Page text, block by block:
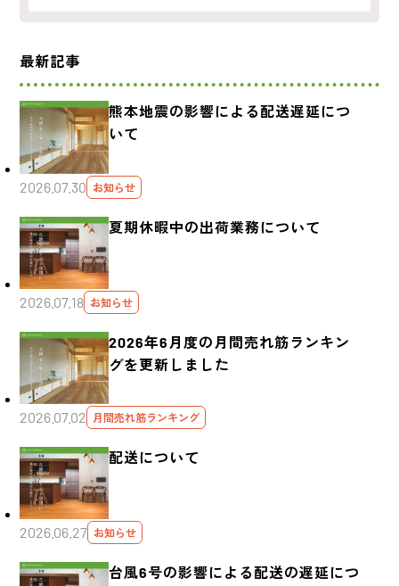
最新記事
熊本地震の影響による配送遅延につ
いて
2026.07.30 お知らせ
夏期休暇中の出荷業務について
2026.07.18 お知らせ
2026年6月度の月間売れ筋ランキン
グを更新しました
2026.07.02 月間売れ筋ランキング
配送について
2026.06.27 お知らせ
台風6号の影響による配送の遅延につ